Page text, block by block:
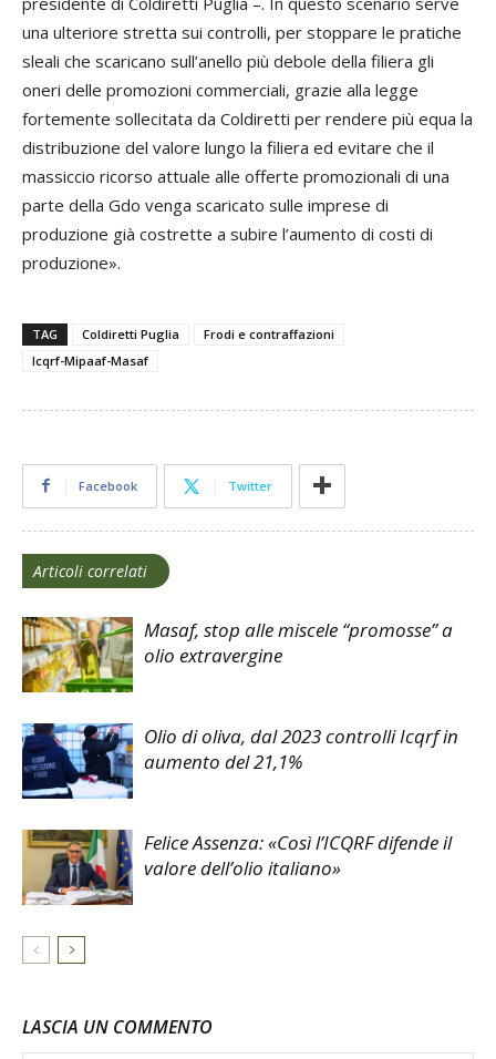
una ulteriore stretta sui controlli, per stoppare le pratiche
sleali che scaricano sull’anello più debole della filiera gli
oneri delle promozioni commerciali, grazie alla legge
fortemente sollecitata da Coldiretti per rendere più equa la
distribuzione del valore lungo la filiera ed evitare che il
massiccio ricorso attuale alle offerte promozionali di una
parte della Gdo venga scaricato sulle imprese di
produzione già costrette a subire l’aumento di costi di
produzione».
TAG Coldiretti Puglia
Frodi e contraffazioni
Icqrf-Mipaaf-Masaf
Facebook Twitter
Articoli correlati
Masaf, stop alle miscele “promosse” a
olio extravergine
Olio di oliva, dal 2023 controlli Icqrf in
aumento del 21,1%
Felice Assenza: «Così l’ICQRF difende il
valore dell’olio italiano»
LASCIA UN COMMENTO